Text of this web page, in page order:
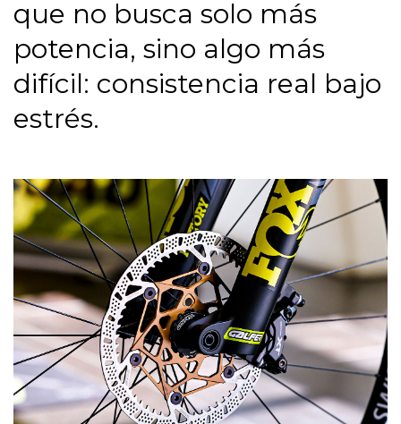
que no busca solo más
potencia, sino algo más
difícil: consistencia real bajo
estrés.